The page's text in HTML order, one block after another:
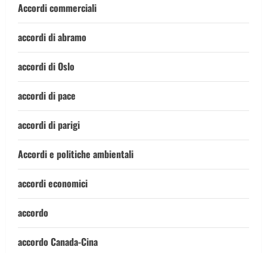
Accordi commerciali
accordi di abramo
accordi di Oslo
accordi di pace
accordi di parigi
Accordi e politiche ambientali
accordi economici
accordo
accordo Canada-Cina